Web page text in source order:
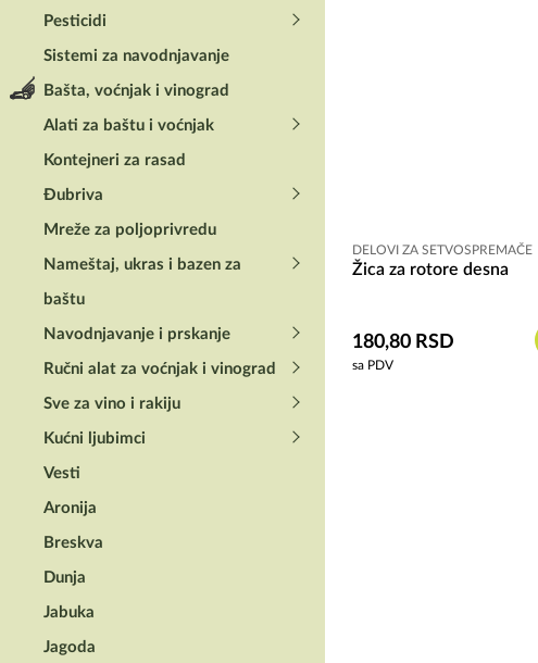
DELOVI ZA SETVOSPREMAČE
Žica za rotore desna
180,80 RSD
sa PDV
Pesticidi
Sistemi za navodnjavanje
Bašta, voćnjak i vinograd
Alati za baštu i voćnjak
Kontejneri za rasad
Đubriva
Mreže za poljoprivredu
Nameštaj, ukras i bazen za
baštu
Navodnjavanje i prskanje
Ručni alat za voćnjak i vinograd
Sve za vino i rakiju
Kućni ljubimci
Vesti
Aronija
Breskva
Dunja
Jabuka
Jagoda